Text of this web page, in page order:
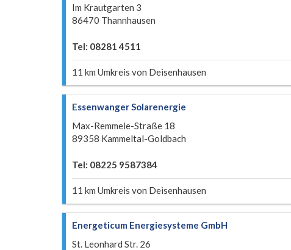
Im Krautgarten 3
86470 Thannhausen
Tel: 08281 4511
11 km Umkreis von Deisenhausen
Essenwanger Solarenergie
Max-Remmele-Straße 18
89358 Kammeltal-Goldbach
Tel: 08225 9587384
11 km Umkreis von Deisenhausen
Energeticum Energiesysteme GmbH
St. Leonhard Str. 26